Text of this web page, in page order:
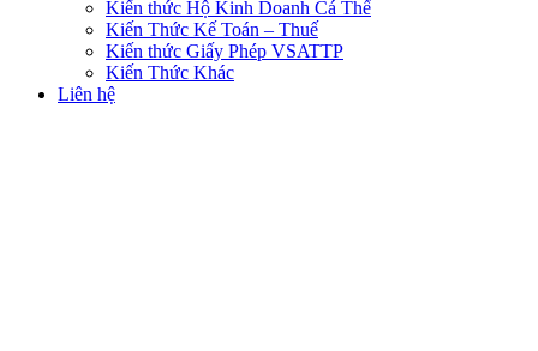
Kiến thức Hộ Kinh Doanh Cá Thể
Kiến Thức Kế Toán – Thuế
Kiến thức Giấy Phép VSATTP
Kiến Thức Khác
Liên hệ